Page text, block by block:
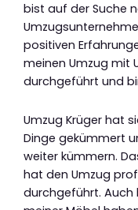
bist auf der Suche
positiven
meinen Umzug mit
durchgeführt und
Umzug Krüger hat
Dinge gekümmert
weiter kümmern.
hat den Umzug
durchgeführt.